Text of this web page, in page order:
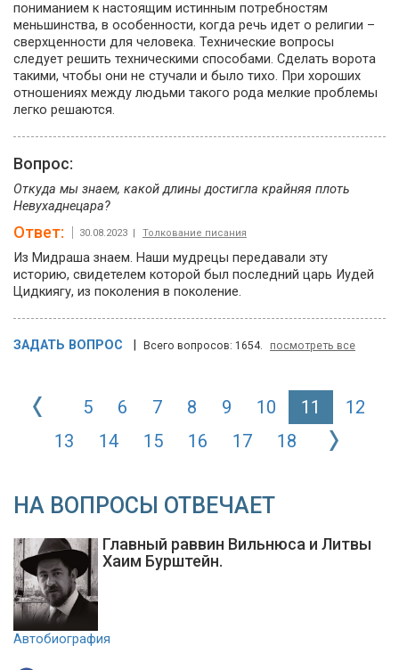
пониманием к настоящим истинным потребностям
меньшинства, в особенности, когда речь идет о религии –
сверхценности для человека. Технические вопросы
следует решить техническими способами. Сделать ворота
такими, чтобы они не стучали и было тихо. При хороших
отношениях между людьми такого рода мелкие проблемы
легко решаются.
Вопрос:
Откуда мы знаем, какой длины достигла крайняя плоть
Невухаднецара?
Ответ: 30.08.2023 | Толкование писания
Из Мидраша знаем. Наши мудрецы передавали эту
историю, свидетелем которой был последний царь Иудей
Цидкиягу, из поколения в поколение.
ЗАДАТЬ ВОПРОС Всего вопросов: 1654. посмотреть все
5 6 7 8 9 10 11
12
13
14 15 16 17 18
НА ВОПРОСЫ ОТВЕЧАЕТ
Главный раввин Вильнюса и Литвы
Хаим Бурштейн.
Автобиография